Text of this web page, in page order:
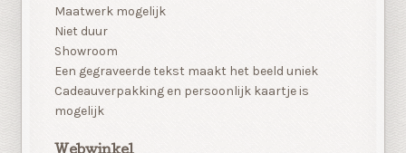
Maatwerk mogelijk
Niet duur
Showroom
Een gegraveerde tekst maakt het beeld uniek
Cadeauverpakking en persoonlijk kaartje is
mogelijk